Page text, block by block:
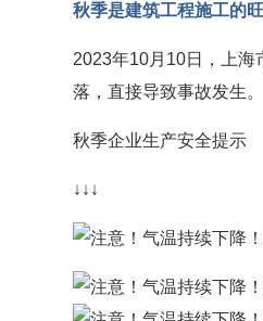
秋季是建筑工程施工的
2023年10月10日，上海
落，直接导致事故发生。
秋季企业生产安全提示
↓↓↓